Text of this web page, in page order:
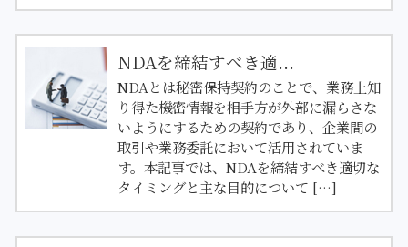
NDAを締結すべき適...
NDAとは秘密保持契約のことで、業務上知
り得た機密情報を相手方が外部に漏らさな
いようにするための契約であり、企業間の
取引や業務委託において活用されていま
す。本記事では、NDAを締結すべき適切な
タイミングと主な目的について […]